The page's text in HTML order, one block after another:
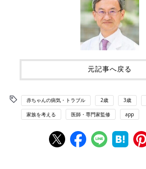
元記事へ戻る
赤ちゃんの病気・トラブル 2歳 3歳
家族を考える 医師・専門家監修 app